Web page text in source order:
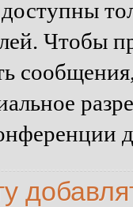
Чтобы